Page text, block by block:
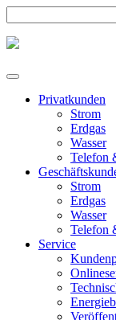
Privatkunden
Strom
Erdgas
Wasser
Telefon
Strom
Erdgas
Wasser
Telefon
Service